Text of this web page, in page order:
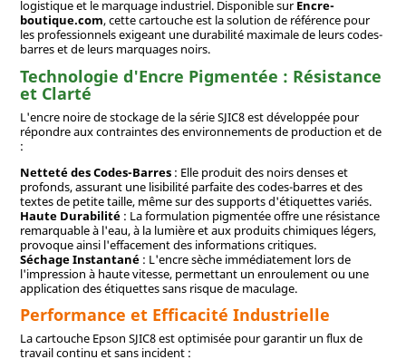
logistique et le marquage industriel. Disponible surEncre-
boutique.com, cette cartouche est la solution de référence pour
les professionnels exigeant une durabilité maximale de leurs codes-
barres et de leurs marquages ​​noirs.
Technologie d'Encre Pigmentée : Résistance
et Clarté
L'encre noire de stockage de la série SJIC8 est développée pour
répondre aux contraintes des environnements de production et de
:
Netteté des Codes-Barres: Elle produit des noirs denses et
profonds, assurant une lisibilité parfaite des codes-barres et des
textes de petite taille, même sur des supports d'étiquettes variés.
Haute Durabilité: La formulation pigmentée offre une résistance
remarquable à l'eau, à la lumière et aux produits chimiques légers,
provoque ainsi l'effacement des informations critiques.
Séchage Instantané: L'encre sèche immédiatement lors de
l'impression à haute vitesse, permettant un enroulement ou une
application des étiquettes sans risque de maculage.
Performance et Efficacité Industrielle
La cartouche Epson SJIC8 est optimisée pour garantir un flux de
travail continu et sans incident :